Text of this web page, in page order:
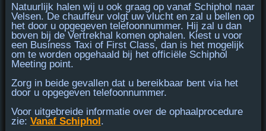
Natuurlijk halen wij u ook graag op vanaf Schiphol naar
Velsen. De chauffeur volgt uw vlucht en zal u bellen op
het door u opgegeven telefoonnummer. Hij zal u dan
boven bij de Vertrekhal komen ophalen. Kiest u voor
een Business Taxi of First Class, dan is het mogelijk
om te worden opgehaald bij het officiële Schiphol
Meeting point.
Zorg in beide gevallen dat u bereikbaar bentvia het
door u opgegeven telefoonnummer.
Voor uitgebreide informatie over de ophaalprocedure
zie: Vanaf Schiphol.